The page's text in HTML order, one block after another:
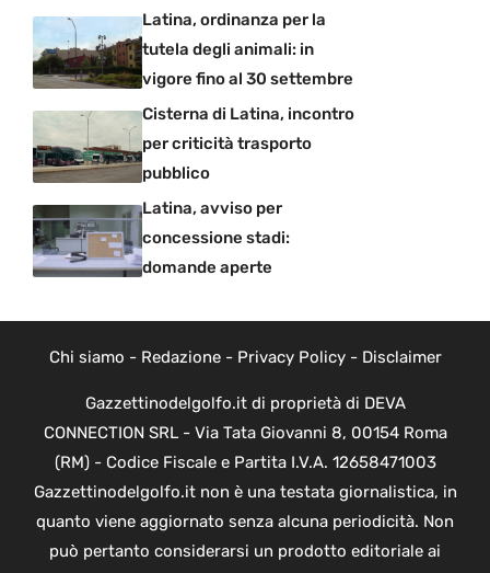
Latina, ordinanza per la
tutela degli animali: in
vigore fino al 30 settembre
Cisterna di Latina, incontro
per criticità trasporto
pubblico
Latina, avviso per
concessione stadi:
domande aperte
Chi siamo - Redazione- Privacy Policy- Disclaimer
Gazzettinodelgolfo.it di proprietà di DEVA
CONNECTION SRL - Via Tata Giovanni 8, 00154 Roma
(RM) - Codice Fiscale e Partita I.V.A. 12658471003
Gazzettinodelgolfo.it non è una testata giornalistica, in
quanto viene aggiornato senza alcuna periodicità. Non
può pertanto considerarsi un prodotto editoriale ai